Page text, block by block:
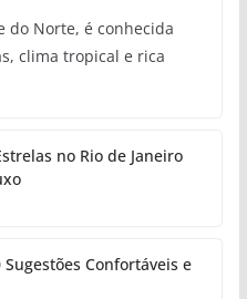
do Norte, é conhecida
clima tropical e rica
no Rio de Janeiro
Confortáveis e